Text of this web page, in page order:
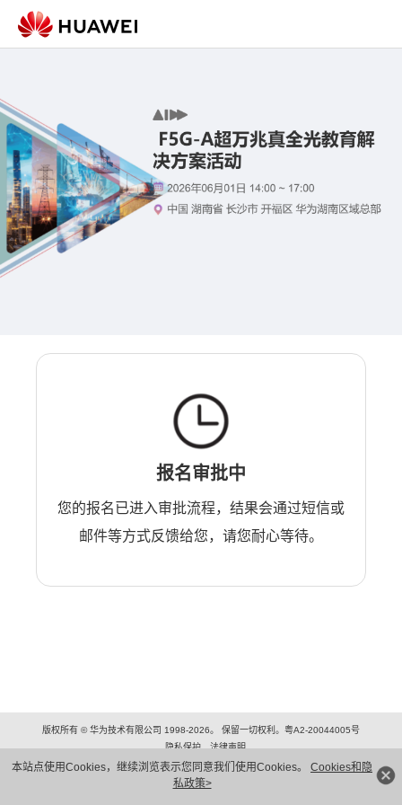
本站点使用Cookies，继续浏览表示您同意我们使用Cookies。 Cookies和隐
私政策>
报名审批中
您的报名已进入审批流程，结果会通过短信或
邮件等方式反馈给您，请您耐心等待。
版权所有 © 华为技术有限公司 1998-2026。 保留一切权利。粤A2-20044005号
隐私保护
法律声明